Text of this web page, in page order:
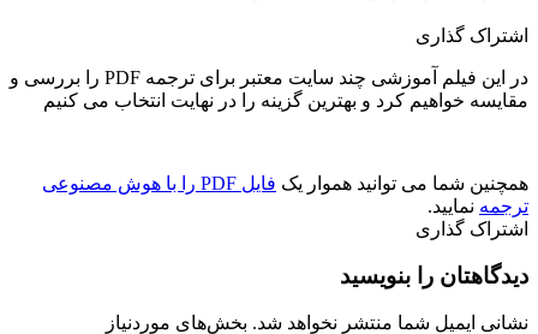
اشتراک گذاری
در این فیلم آموزشی چند سایت معتبر برای ترجمه PDF را بررسی و
مقایسه خواهیم کرد و بهترین گزینه را در نهایت انتخاب می کنیم
همچنین شما می توانید هموار یک
فایل PDF را با هوش مصنوعی
ترجمه نمایید.
اشتراک گذاری
دیدگاهتان را بنویسید
نشانی ایمیل شما منتشر نخواهد شد. بخش‌های موردنیاز